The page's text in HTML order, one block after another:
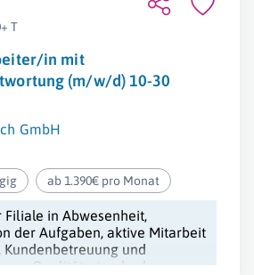
T
in mit
(m/w/d) 10-30
GmbH
ab 1.390€ pro Monat
Filiale in Abwesenheit,
der Aufgaben, aktive Mitarbeit
Kundenbetreuung und
von Qualitätsstandards.